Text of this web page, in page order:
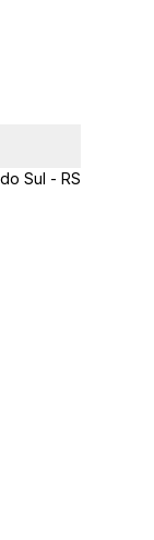
Sul - RS